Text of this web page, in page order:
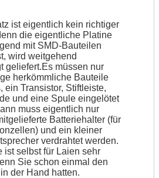
ist eigentlich kein richtiger
die eigentliche Platine
mit SMD-Bauteilen
wird weitgehend
geliefert.Es müssen nur
herkömmliche Bauteile
ein Transistor, Stiftleiste,
und eine Spule eingelötet
muss eigentlich nur
Batteriehalter (für
und ein kleiner
verdrahtet werden.
ist selbst für Laien sehr
Sie schon einmal den
der Hand hatten.